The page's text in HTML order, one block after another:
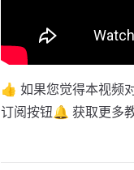
👍 如果您觉得本视频
订阅按钮🔔 获取更多教